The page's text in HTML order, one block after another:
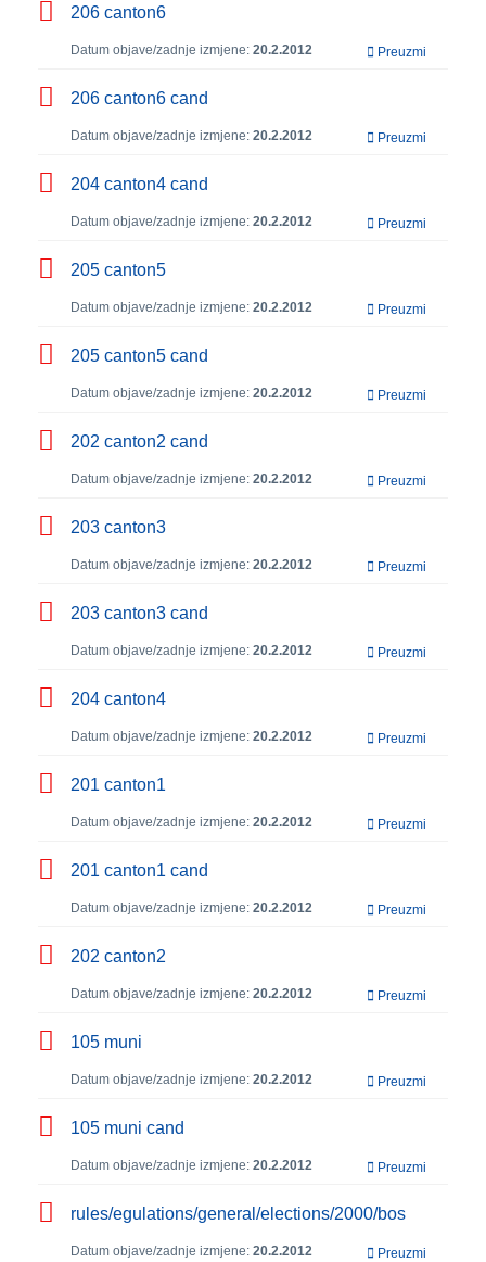
206 canton6
Datum objave/zadnje izmjene: 20.2.2012 Preuzmi
206 canton6 cand
Datum objave/zadnje izmjene: 20.2.2012 Preuzmi
204 canton4 cand
Datum objave/zadnje izmjene: 20.2.2012 Preuzmi
205 canton5
Datum objave/zadnje izmjene: 20.2.2012 Preuzmi
205 canton5 cand
Datum objave/zadnje izmjene: 20.2.2012 Preuzmi
202 canton2 cand
Datum objave/zadnje izmjene: 20.2.2012 Preuzmi
203 canton3
Datum objave/zadnje izmjene: 20.2.2012 Preuzmi
203 canton3 cand
Datum objave/zadnje izmjene: 20.2.2012 Preuzmi
204 canton4
Datum objave/zadnje izmjene: 20.2.2012 Preuzmi
201 canton1
Datum objave/zadnje izmjene: 20.2.2012 Preuzmi
201 canton1 cand
Datum objave/zadnje izmjene: 20.2.2012 Preuzmi
202 canton2
Datum objave/zadnje izmjene: 20.2.2012 Preuzmi
105 muni
Datum objave/zadnje izmjene: 20.2.2012 Preuzmi
105 muni cand
Datum objave/zadnje izmjene: 20.2.2012 Preuzmi
rules/egulations/general/elections/2000/bos
Datum objave/zadnje izmjene: 20.2.2012 Preuzmi